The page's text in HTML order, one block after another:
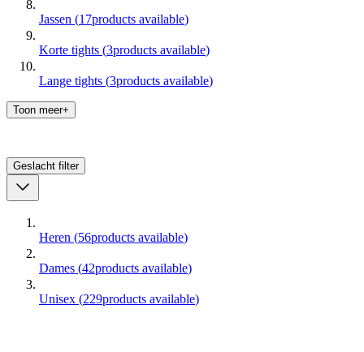
Jassen (17products available)
Korte tights (3products available)
Lange tights (3products available)
Toon meer+
Geslacht filter
Heren (56products available)
Dames (42products available)
Unisex (229products available)